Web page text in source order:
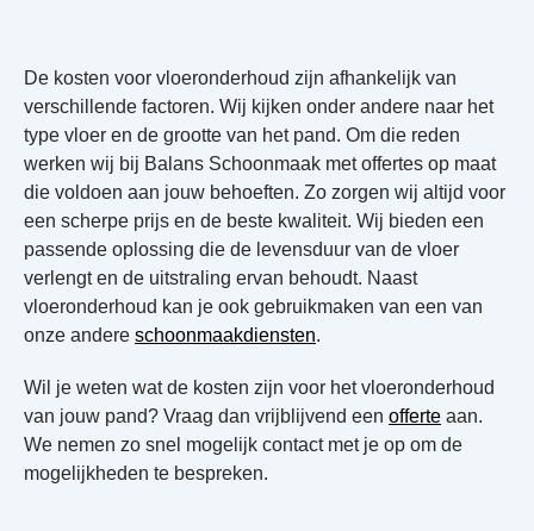
De kosten voor vloeronderhoud zijn afhankelijk van
verschillende factoren. Wij kijken onder andere naar het
type vloer en de grootte van het pand. Om die reden
werken wij bij Balans Schoonmaak met offertes op maat
die voldoen aan jouw behoeften. Zo zorgen wij altijd voor
een scherpe prijs en de beste kwaliteit. Wij bieden een
passende oplossing die de levensduur van de vloer
verlengt en de uitstraling ervan behoudt. Naast
vloeronderhoud kan je ook gebruikmaken van een van
onze andere schoonmaakdiensten.
Wil je weten wat de kosten zijn voor het vloeronderhoud
van jouw pand? Vraag dan vrijblijvend een offerte aan.
We nemen zo snel mogelijk contact met je op om de
mogelijkheden te bespreken.